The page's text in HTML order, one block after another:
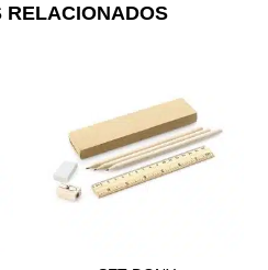
RELACIONADOS